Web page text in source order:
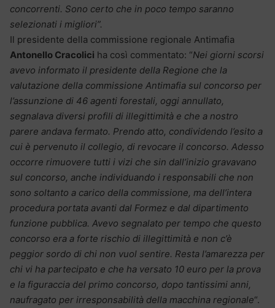
concorrenti. Sono certo che in poco tempo saranno
selezionati i migliori”.
Il presidente della commissione regionale Antimafia
Antonello Cracolici ha così commentato: “Nei giorni scorsi
avevo informato il presidente della Regione che la
valutazione della commissione Antimafia sul concorso per
l’assunzione di 46 agenti forestali, oggi annullato,
segnalava diversi profili di illegittimità e che a nostro
parere andava fermato. Prendo atto, condividendo l’esito a
cui è pervenuto il collegio, di revocare il concorso. Adesso
occorre rimuovere tutti i vizi che sin dall’inizio gravavano
sul concorso, anche individuando i responsabili che non
sono soltanto a carico della commissione, ma dell’intera
procedura portata avanti dal Formez e dal dipartimento
funzione pubblica. Avevo segnalato per tempo che questo
concorso era a forte rischio di illegittimità e non c’è
peggior sordo di chi non vuol sentire. Resta l’amarezza per
chi vi ha partecipato e che ha versato 10 euro per la prova
e la figuraccia del primo concorso, dopo tantissimi anni,
naufragato per irresponsabilità della macchina regionale“.